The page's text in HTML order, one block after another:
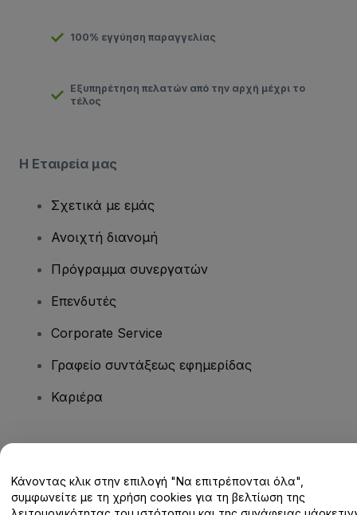
100% εγγύηση παραγγελίας
Εξυπηρέτηση πελατών από την αρχή μέχρι το
τέλος
Η Εταιρεία μας
Σχετικά με εμάς
Ανοιχτή διανομή
Πρόγραμμα συνεργατών
Επενδυτές
Corporate Service
Γραφείο συντάξεως εφημερίδας
Καριέρα
Κέντρο βοήθειας / Επικοινωνήστε μαζί μας
Κάνοντας κλικ στην επιλογή "Να επιτρέπονται όλα",
συμφωνείτε με τη χρήση cookies για τη βελτίωση της